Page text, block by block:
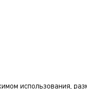
использования,